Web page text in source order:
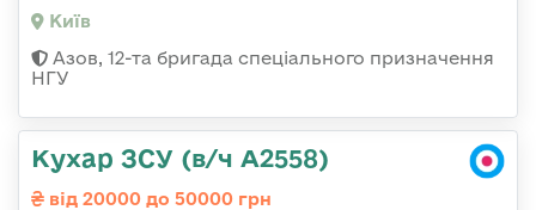
Київ
Азов, 12-та бригада спеціального призначення
НГУ
Кухар ЗСУ (в/ч А2558)
від 20000 до 50000 грн